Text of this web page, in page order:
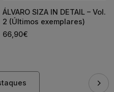
ÁLVARO SIZA IN DETAIL – Vol.
2 (Últimos exemplares)
66,90€